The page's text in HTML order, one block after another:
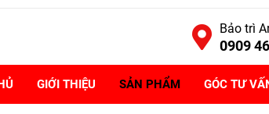
Bảo trì
0909
GIỚI THIỆU SẢN PHẨM GÓC TƯ